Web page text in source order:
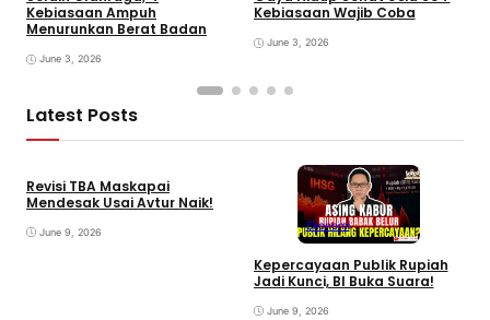
Kebiasaan Ampuh
Menurunkan Berat Badan
June 3, 2026
Kebiasaan Wajib Coba
June 3, 2026
Latest Posts
Revisi TBA Maskapai
Mendesak Usai Avtur Naik!
June 9, 2026
Ekonomi
Kepercayaan Publik Rupiah
Jadi Kunci, BI Buka Suara!
June 9, 2026